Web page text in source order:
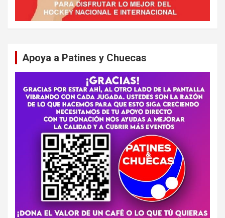
Apoya a Patines y Chuecas